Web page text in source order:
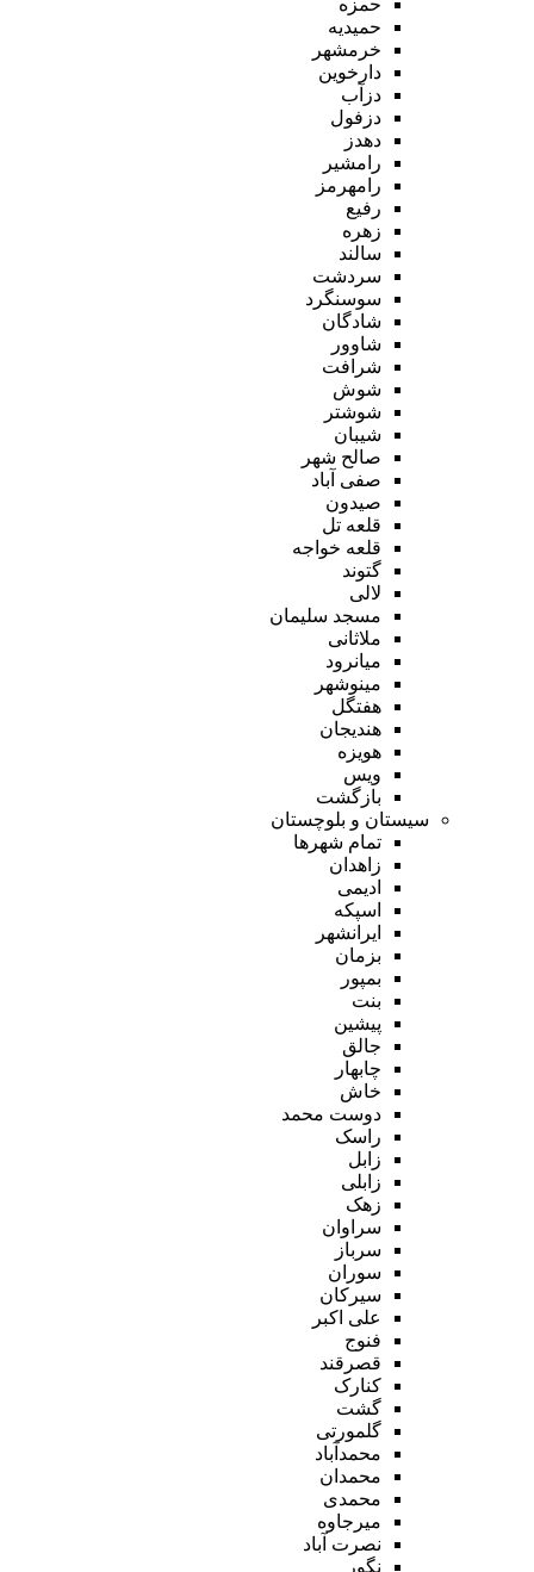
حمیدیه
خرمشهر
دارخوین
دزآب
دزفول
دهدز
رامشیر
رامهرمز
رفیع
زهره
سالند
سردشت
سوسنگرد
شادگان
شاوور
شرافت
شوش
شوشتر
شیبان
صالح شهر
صفی آباد
صیدون
قلعه تل
قلعه خواجه
گتوند
لالی
مسجد سلیمان
ملاثانی
میانرود
مینوشهر
هفتگل
هندیجان
هویزه
ویس
بازگشت
سیستان و بلوچستان
تمام شهر‌ها
زاهدان
ادیمی
اسپکه
ایرانشهر
بزمان
بمپور
بنت
پیشین
جالق
چابهار
خاش
دوست محمد
راسک
زابل
زابلی
زهک
سراوان
سرباز
سوران
سیرکان
علی اکبر
فنوج
قصرقند
کنارک
گشت
گلمورتی
محمدآباد
محمدان
محمدی
میرجاوه
نصرت آباد
نگور